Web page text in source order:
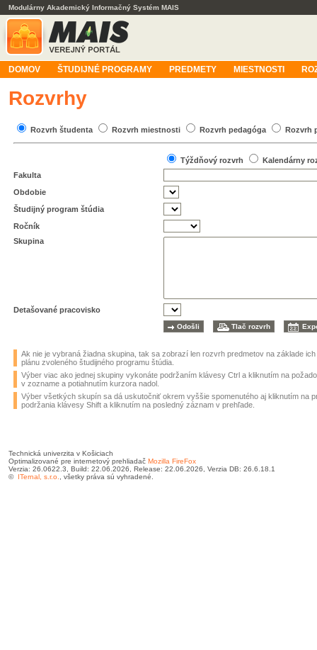
Modulárny Akademický Informačný Systém MAIS
DOMOV ŠTUDIJNÉ PROGRAMY PREDMETY MIESTNOSTI
Rozvrhy
Rozvrh študenta Rozvrh miestnosti Rozvrh pedagóga Rozvrh
Týždňový rozvrh
Kalendárny
Fakulta
Obdobie
Študijný program štúdia
Ročník
Skupina
Detašované pracovisko
Ak nie je vybraná žiadna skupina, tak sa zobrazí len rozvrh predmetov na základe
plánu zvoleného študijného programu štúdia.
Výber viac ako jednej skupiny vykonáte podržaním klávesy Ctrl a kliknutím na
v zozname a potiahnutím kurzora nadol.
Výber všetkých skupín sa dá uskutočniť okrem vyššie spomenutého aj kliknutím na
podržania klávesy Shift a kliknutím na posledný záznam v prehľade.
Technická univerzita v Košiciach
Optimalizované pre internetový prehliadač Mozilla FireFox
Verzia: 26.0622.3, Build: 22.06.2026, Release: 22.06.2026, Verzia DB: 26.6.18.1
© ITernal, s.r.o. , všetky práva sú vyhradené.